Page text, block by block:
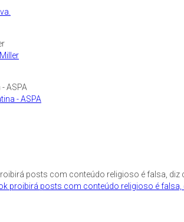
- ASPA
proibirá posts com conteúdo religioso é